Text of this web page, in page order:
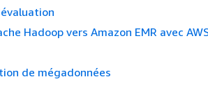
Hadoop vers Amazon EMR avec
de mégadonnées